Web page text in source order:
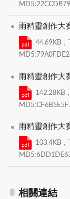
雨精靈創作大
44.69KB，
雨精靈創作大
142.28KB
雨精靈創作大
103.4KB，
相關連結